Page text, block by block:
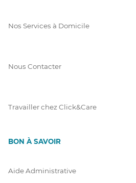
Nos Services à Domicile
Nous Contacter
Travailler chez Click&Care
BON À SAVOIR
Aide Administrative